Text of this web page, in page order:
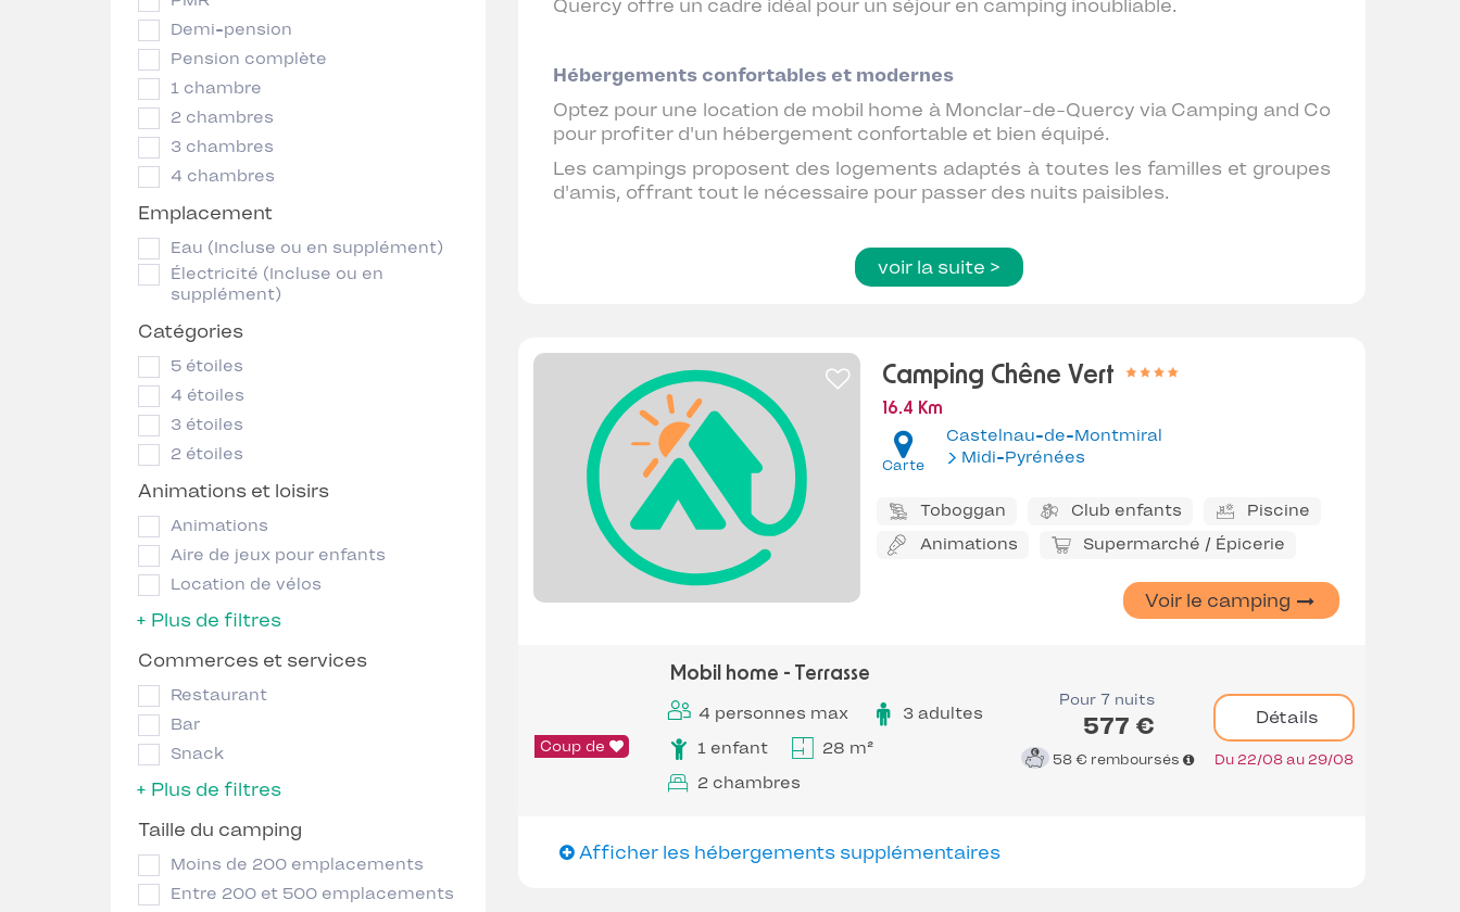
Demi-pension
Pension complète
1 chambre
2 chambres
3 chambres
4 chambres
Emplacement
Eau (Incluse ou en supplément)
Électricité (Incluse ou en
supplément)
Catégories
5 étoiles
4 étoiles
3 étoiles
2 étoiles
Animations et loisirs
Animations
Aire de jeux pour enfants
Location de vélos
+ Plus de filtres
Commerces et services
Restaurant
Bar
Snack
+ Plus de filtres
Taille du camping
Moins de 200 emplacements
Entre 200 et 500 emplacements
Quercy offre un cadre idéal pour un séjour en camping inoubliable.
Hébergements confortables et modernes
Optez pour une location de mobil home à Monclar-de-Quercy via Camping and Co
pour profiter d'un hébergement confortable et bien équipé.
Les campings proposent des logements adaptés à toutes les familles et groupes
d'amis, offrant tout le nécessaire pour passer des nuits paisibles.
voir la suite >
Camping Chêne Vert
16.4 Km
Carte
Castelnau-de-Montmiral
Midi-Pyrénées
Toboggan Club enfants
Piscine
Animations
Supermarché / Épicerie
Voir le camping
Coup de
Mobil home - Terrasse
4 personnes max
3 adultes
1 enfant
28 m²
2 chambres
Pour 7 nuits
577 €
58 € remboursés
Détails
Du 22/08 au 29/08
Afficher les hébergements supplémentaires